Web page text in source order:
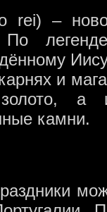
rei) –
По
и
золото,
камни.